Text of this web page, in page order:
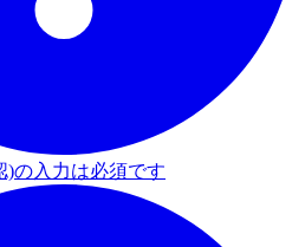
)の入力は必須です